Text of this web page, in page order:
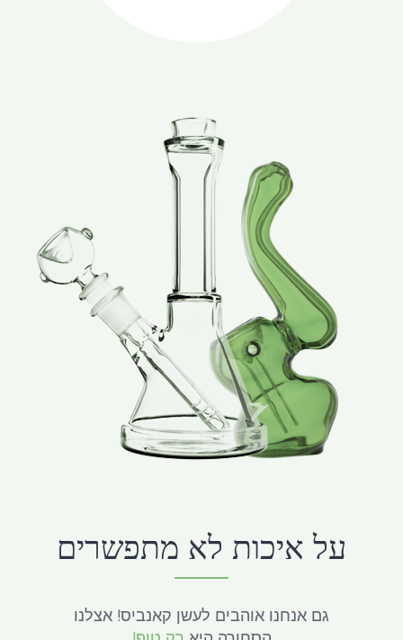
על איכות לא מתפשרים
גם אנחנו אוהבים לעשן קאנביס! אצלנו